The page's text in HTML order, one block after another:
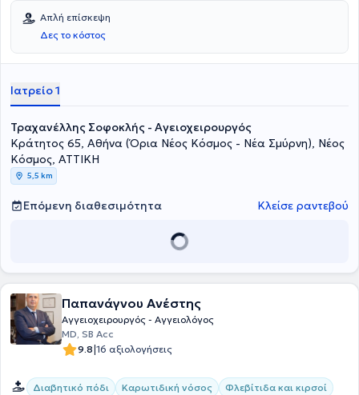
Απλή επίσκεψη
Δες το κόστος
Ιατρείο 1
Τραχανέλλης Σοφοκλής - Αγειοχειρουργός
Κράτητος 65, Αθήνα (Όρια Νέος Κόσμος - Νέα Σμύρνη), Νέος
Κόσμος, ΑΤΤΙΚΗ
5,5 km
Επόμενη διαθεσιμότητα Κλείσε ραντεβού
Παπανάγνου Ανέστης
Αγγειοχειρουργός - Αγγειολόγος
MD, SB Acc
9.8|16 αξιολογήσεις
Διαβητικό πόδι Καρωτιδική νόσος Φλεβίτιδα και κιρσοί